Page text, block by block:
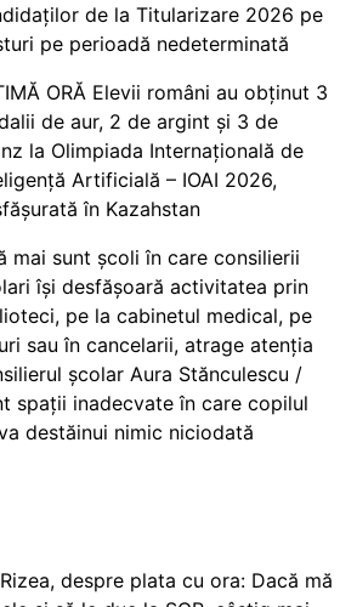
de la Titularizare 2026 pe
pe perioadă nedeterminată
ORĂ Elevii români au obținut 3
de aur, 2 de argint și 3 de
la Olimpiada Internațională de
Artificială – IOAI 2026,
în Kazahstan
mai sunt școli în care consilierii
își desfășoară activitatea prin
pe la cabinetul medical, pe
sau în cancelarii, atrage atenția
școlar Aura Stănculescu /
spații inadecvate în care copilul
destăinui nimic niciodată
despre plata cu ora: Dacă mă